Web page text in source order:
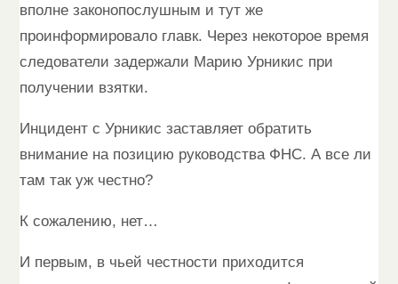
вполне законопослушным и тут же
проинформировало главк. Через некоторое время
следователи задержали Марию Урникис при
получении взятки.
Инцидент с Урникис заставляет обратить
внимание на позицию руководства ФНС. А все ли
там так уж честно?
К сожалению, нет…
И первым, в чьей честности приходится